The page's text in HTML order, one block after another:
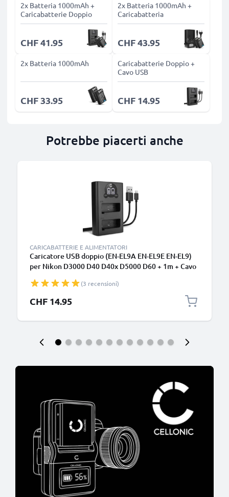
2x Batteria 1000mAh +
Caricabatterie Doppio
CHF 41.95
2x Batteria 1000mAh +
Caricabatteria
CHF 43.95
2x Batteria 1000mAh
CHF 33.95
Caricabatterie Doppio +
Cavo USB
CHF 14.95
Potrebbe piacerti anche
CARICABATTERIE E ALIMENTATORI
Caricatore USB doppio (EN-EL9A EN-EL9E EN-EL9)
per Nikon D3000 D40 D40x D5000 D60 + 1m + Cavo
(3 recensioni)
CHF 14.95